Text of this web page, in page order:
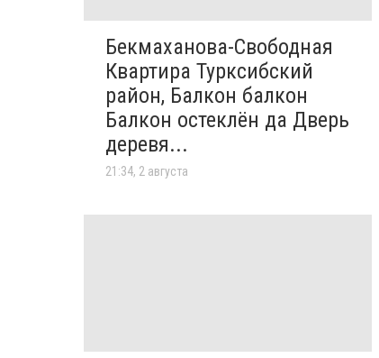
Бекмаханова-Свободная
Квартира Турксибский
район, Балкон балкон
Балкон остеклён да Дверь
деревя...
21:34, 2 августа